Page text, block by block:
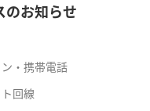
のお知らせ
・携帯電話
回線